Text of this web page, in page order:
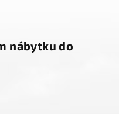
nábytku do